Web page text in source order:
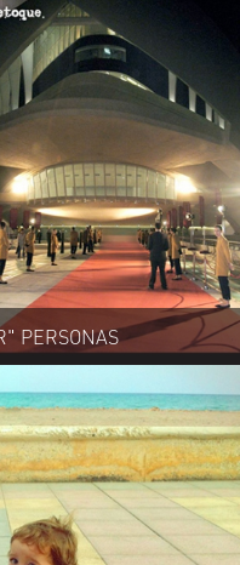
PERSONAS